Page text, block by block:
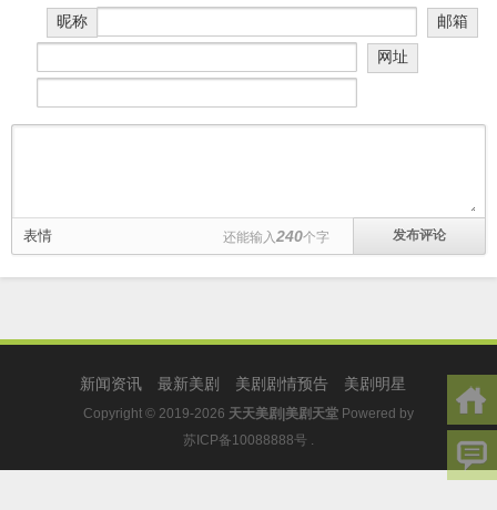
昵称
邮箱
网址
表情 还能输入 240个字
新闻资讯 最新美剧 美剧剧情预告 美剧明星
Copyright © 2019-2026 天天美剧|美剧天堂 Powered by
苏ICP备10088888号 .